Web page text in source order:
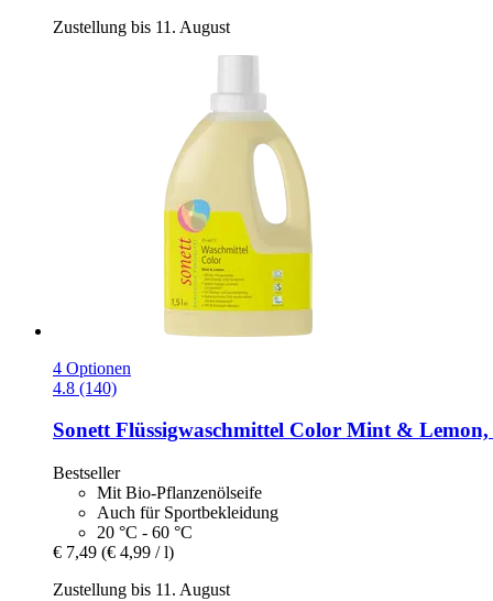
Zustellung bis 11. August
4 Optionen
4.8 (140)
SonettFlüssigwaschmittel Color Mint & Lemon,
Bestseller
Mit Bio-Pflanzenölseife
Auch für Sportbekleidung
20 °C - 60 °C
€ 7,49 (€ 4,99 / l)
Zustellung bis 11. August